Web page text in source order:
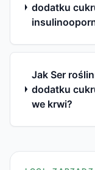
dodatku
Jak Ser
dodatku
we krwi?